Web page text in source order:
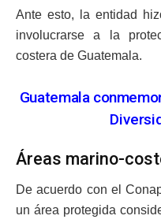
Ante esto, la entidad
involucrarse a la
costera de Guatemala.
Guatemala
Áreas marino-
De acuerdo con el
un área protegida